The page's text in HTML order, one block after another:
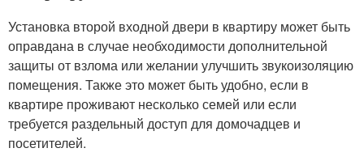
Установка второй входной двери в квартиру может быть
оправдана в случае необходимости дополнительной
защиты от взлома или желании улучшить звукоизоляцию
помещения. Также это может быть удобно, если в
квартире проживают несколько семей или если
требуется раздельный доступ для домочадцев и
посетителей.